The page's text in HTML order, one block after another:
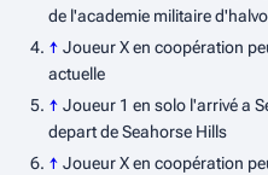
de l'academie militaire
↑ Joueur X en coopération
actuelle
↑ Joueur 1 en solo l'arrivé a
depart de Seahorse Hills
↑ Joueur X en coopération